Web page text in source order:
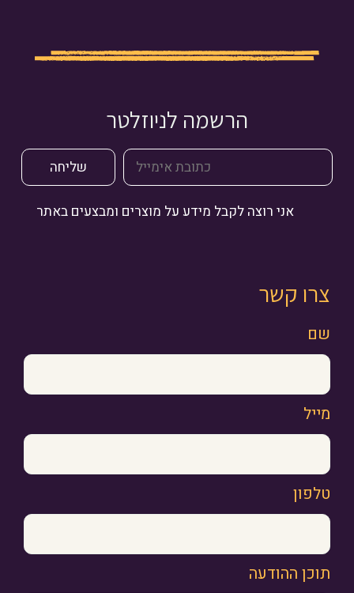
הרשמה לניוזלטר
אני רוצה לקבל מידע על מוצרים ומבצעים באתר
צרו קשר
שם
מייל
טלפון
תוכן ההודעה